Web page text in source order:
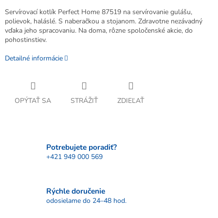
Servírovací kotlík Perfect Home 87519 na servírovanie gulášu,
polievok, haláslé. S naberačkou a stojanom. Zdravotne nezávadný
vďaka jeho spracovaniu. Na doma, rôzne spoločenské akcie, do
pohostinstiev.
Detailné informácie
OPÝTAŤ SA STRÁŽIŤ ZDIEĽAŤ
Potrebujete poradiť?
+421 949 000 569
Rýchle doručenie
odosielame do 24–48 hod.